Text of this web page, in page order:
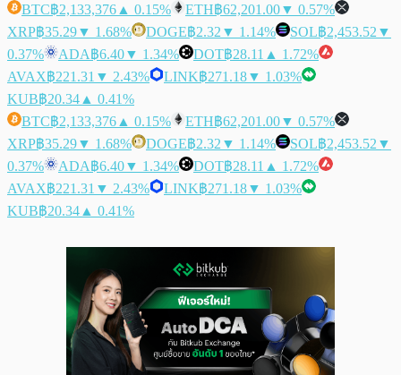
BTC฿2,133,376 ▲ 0.15% ETH฿62,201.00▼ 0.57%
XRP฿35.29▼ 1.68% DOGE฿2.32 ▼ 1.14% SOL฿2,453.52 ▼
0.37%
ADA฿6.40▼ 1.34% DOT฿28.11 ▲ 1.72%
AVAX฿221.31 ▼ 2.43% LINK฿271.18▼ 1.03%
KUB฿20.34 ▲ 0.41%
BTC฿2,133,376 ▲ 0.15% ETH฿62,201.00▼ 0.57%
XRP฿35.29▼ 1.68% DOGE฿2.32 ▼ 1.14% SOL฿2,453.52 ▼
0.37%
ADA฿6.40▼ 1.34% DOT฿28.11 ▲ 1.72%
AVAX฿221.31 ▼ 2.43% LINK฿271.18▼ 1.03%
KUB฿20.34 ▲ 0.41%